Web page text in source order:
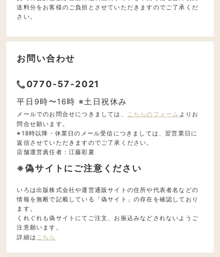
送料分をお客様のご負担とさせていただきますのでご了承くだ
さい。
お問い合わせ
0770-57-2021
平日9時〜16時 ※土日祝休み
メールでのお問合せにつきましては、 こちらのフォーム よりお
問合せ願います。
※18時以降・休業日のメール受信につきましては、翌営業日に
返信させていただきますのでご了承ください。
店舗運営責任者：江藤彩夏
※偽サイトにご注意ください
いろは出版株式会社や運営通販サイトの住所や代表者名などの
情報を無断で記載している「偽サイト」の存在を確認しており
ます。
くれぐれも偽サイトにてご注文、お振込みなどされないようご
注意願います。
詳細は こちら